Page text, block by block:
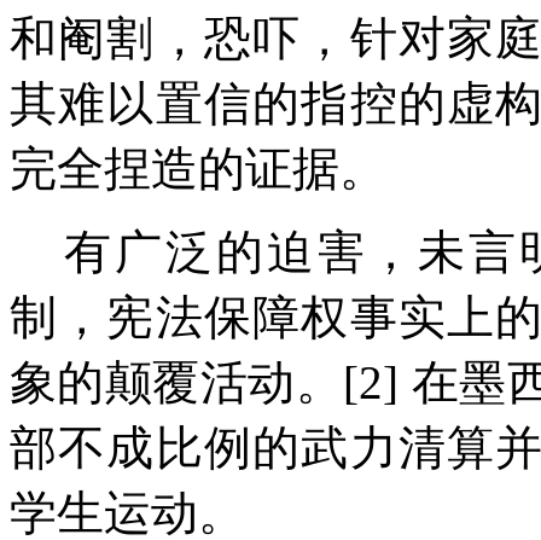
和阉割，恐吓，针对家
其难以置信的指控的虚
完全捏造的证据。
有广泛的迫害，未言
制，宪法保障权事实上
象的颠覆活动。 [2] 在墨
部不成比例的武力清算
学生运动。